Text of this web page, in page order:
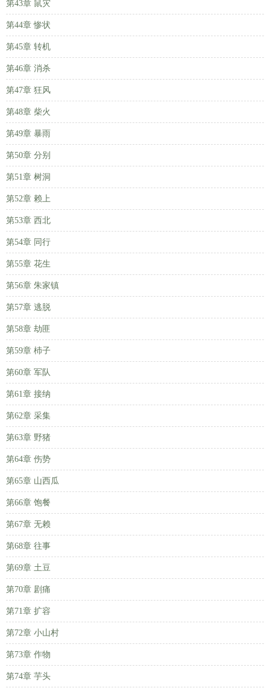
第43章 鼠灾
第44章 惨状
第45章 转机
第46章 消杀
第47章 狂风
第48章 柴火
第49章 暴雨
第50章 分别
第51章 树洞
第52章 赖上
第53章 西北
第54章 同行
第55章 花生
第56章 朱家镇
第57章 逃脱
第58章 劫匪
第59章 杮子
第60章 军队
第61章 接纳
第62章 采集
第63章 野猪
第64章 伤势
第65章 山西瓜
第66章 饱餐
第67章 无赖
第68章 往事
第69章 土豆
第70章 剧痛
第71章 扩容
第72章 小山村
第73章 作物
第74章 芋头